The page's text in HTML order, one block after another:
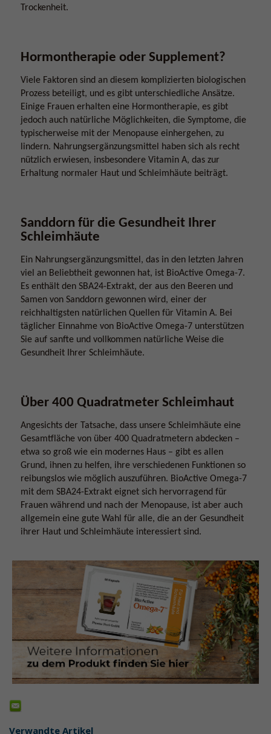
Trockenheit.
Hormontherapie oder Supplement?
Viele Faktoren sind an diesem komplizierten biologischen
Prozess beteiligt, und es gibt unterschiedliche Ansätze.
Einige Frauen erhalten eine Hormontherapie, es gibt
jedoch auch natürliche Möglichkeiten, die Symptome, die
typischerweise mit der Menopause einhergehen, zu
lindern. Nahrungsergänzungsmittel haben sich als recht
nützlich erwiesen, insbesondere Vitamin A, das zur
Erhaltung normaler Haut und Schleimhäute beiträgt.
Sanddorn für die Gesundheit Ihrer
Schleimhäute
Ein Nahrungsergänzungsmittel, das in den letzten Jahren
viel an Beliebtheit gewonnen hat, ist BioActive Omega-7.
Es enthält den SBA24-Extrakt, der aus den Beeren und
Samen von Sanddorn gewonnen wird, einer der
reichhaltigsten natürlichen Quellen für Vitamin A. Bei
täglicher Einnahme von BioActive Omega-7 unterstützen
Sie auf sanfte und vollkommen natürliche Weise die
Gesundheit Ihrer Schleimhäute.
Über 400 Quadratmeter Schleimhaut
Angesichts der Tatsache, dass unsere Schleimhäute eine
Gesamtfläche von über 400 Quadratmetern abdecken –
etwa so groß wie ein modernes Haus – gibt es allen
Grund, ihnen zu helfen, ihre verschiedenen Funktionen so
reibungslos wie möglich auszuführen. BioActive Omega-7
mit dem SBA24-Extrakt eignet sich hervorragend für
Frauen während und nach der Menopause, ist aber auch
allgemein eine gute Wahl für alle, die an der Gesundheit
ihrer Haut und Schleimhäute interessiert sind.
Verwandte Artikel